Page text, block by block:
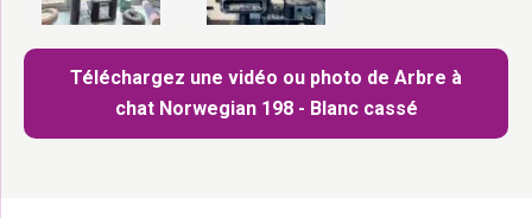
Téléchargez une vidéo ou photo de Arbre à
chat Norwegian 198 - Blanc cassé